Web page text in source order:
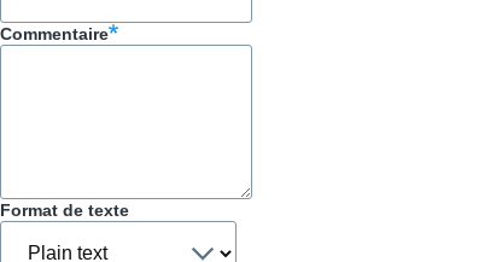
Astuces
Commentaire
Format de texte